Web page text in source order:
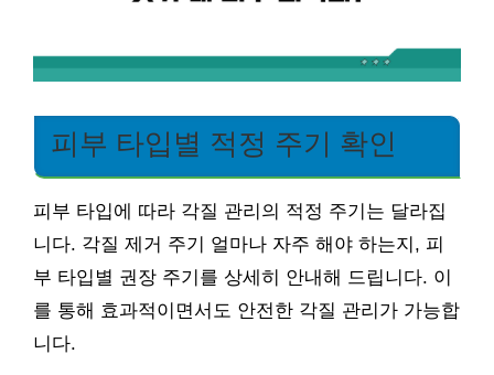
피부 타입별 적정 주기 확인
피부 타입에 따라 각질 관리의 적정 주기는 달라집
니다. 각질 제거 주기 얼마나 자주 해야 하는지, 피
부 타입별 권장 주기를 상세히 안내해 드립니다. 이
를 통해 효과적이면서도 안전한 각질 관리가 가능합
니다.